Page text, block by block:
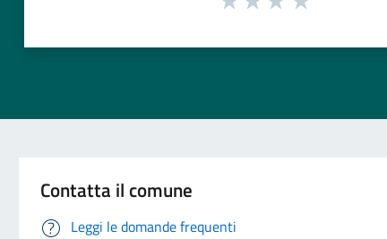
Contatta il comune
Leggi le domande frequenti